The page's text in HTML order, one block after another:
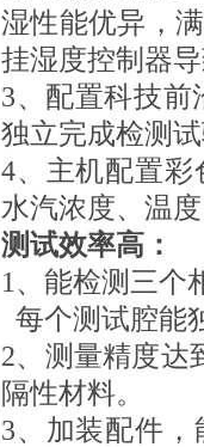
湿性能优异，
挂湿度控制器
3、配置科技前
独立完成检测
4、主机配置
水汽浓度、温
测试效率高：
1、能检测三个
每个测试腔能
2、测量精度达
隔性材料。
3、加装配件